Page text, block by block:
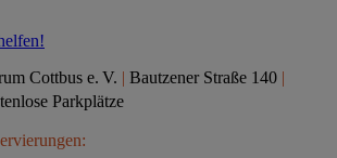
Cottbus e. V. | Bautzener Straße 140 |
Parkplätze